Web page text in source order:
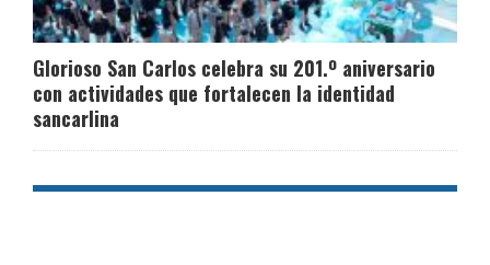
Glorioso San Carlos celebra su 201.º aniversario
con actividades que fortalecen la identidad
sancarlina